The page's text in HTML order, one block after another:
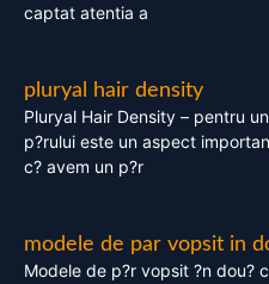
captat atentia a
pluryal hair density
Pluryal Hair Density – pentru
p?rului este un aspect
c? avem un p?r
modele de par vopsit in
Modele de p?r vopsit ?n dou?